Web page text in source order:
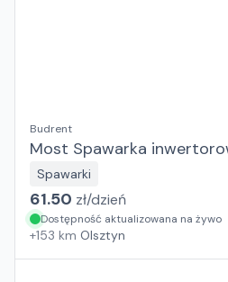
Budrent
Most Spawarka
Spawarki
61.50 zł/dzień
Dostępność aktualizowana na żywo
+153 km Olsztyn